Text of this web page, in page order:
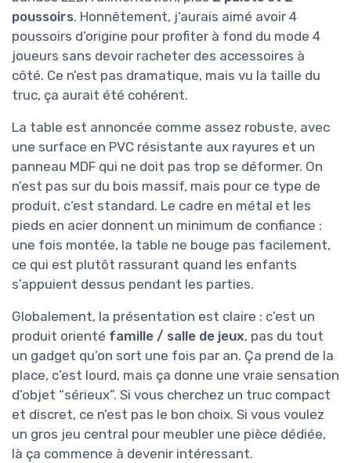
poussoirs. Honnêtement, j’aurais aimé avoir 4
poussoirs d’origine pour profiter à fond du mode 4
joueurs sans devoir racheter des accessoires à
côté. Ce n’est pas dramatique, mais vu la taille du
truc, ça aurait été cohérent.
La table est annoncée comme assez robuste, avec
une surface en PVC résistante aux rayures et un
panneau MDF qui ne doit pas trop se déformer. On
n’est pas sur du bois massif, mais pour ce type de
produit, c’est standard. Le cadre en métal et les
pieds en acier donnent un minimum de confiance :
une fois montée, la table ne bouge pas facilement,
ce qui est plutôt rassurant quand les enfants
s’appuient dessus pendant les parties.
Globalement, la présentation est claire : c’est un
produit orienté famille / salle de jeux, pas du tout
un gadget qu’on sort une fois par an. Ça prend de la
place, c’est lourd, mais ça donne une vraie sensation
d’objet “sérieux”. Si vous cherchez un truc compact
et discret, ce n’est pas le bon choix. Si vous voulez
un gros jeu central pour meubler une pièce dédiée,
là ça commence à devenir intéressant.